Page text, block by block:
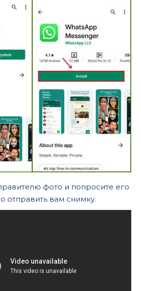
фото и попросите его
отправить вам снимку.